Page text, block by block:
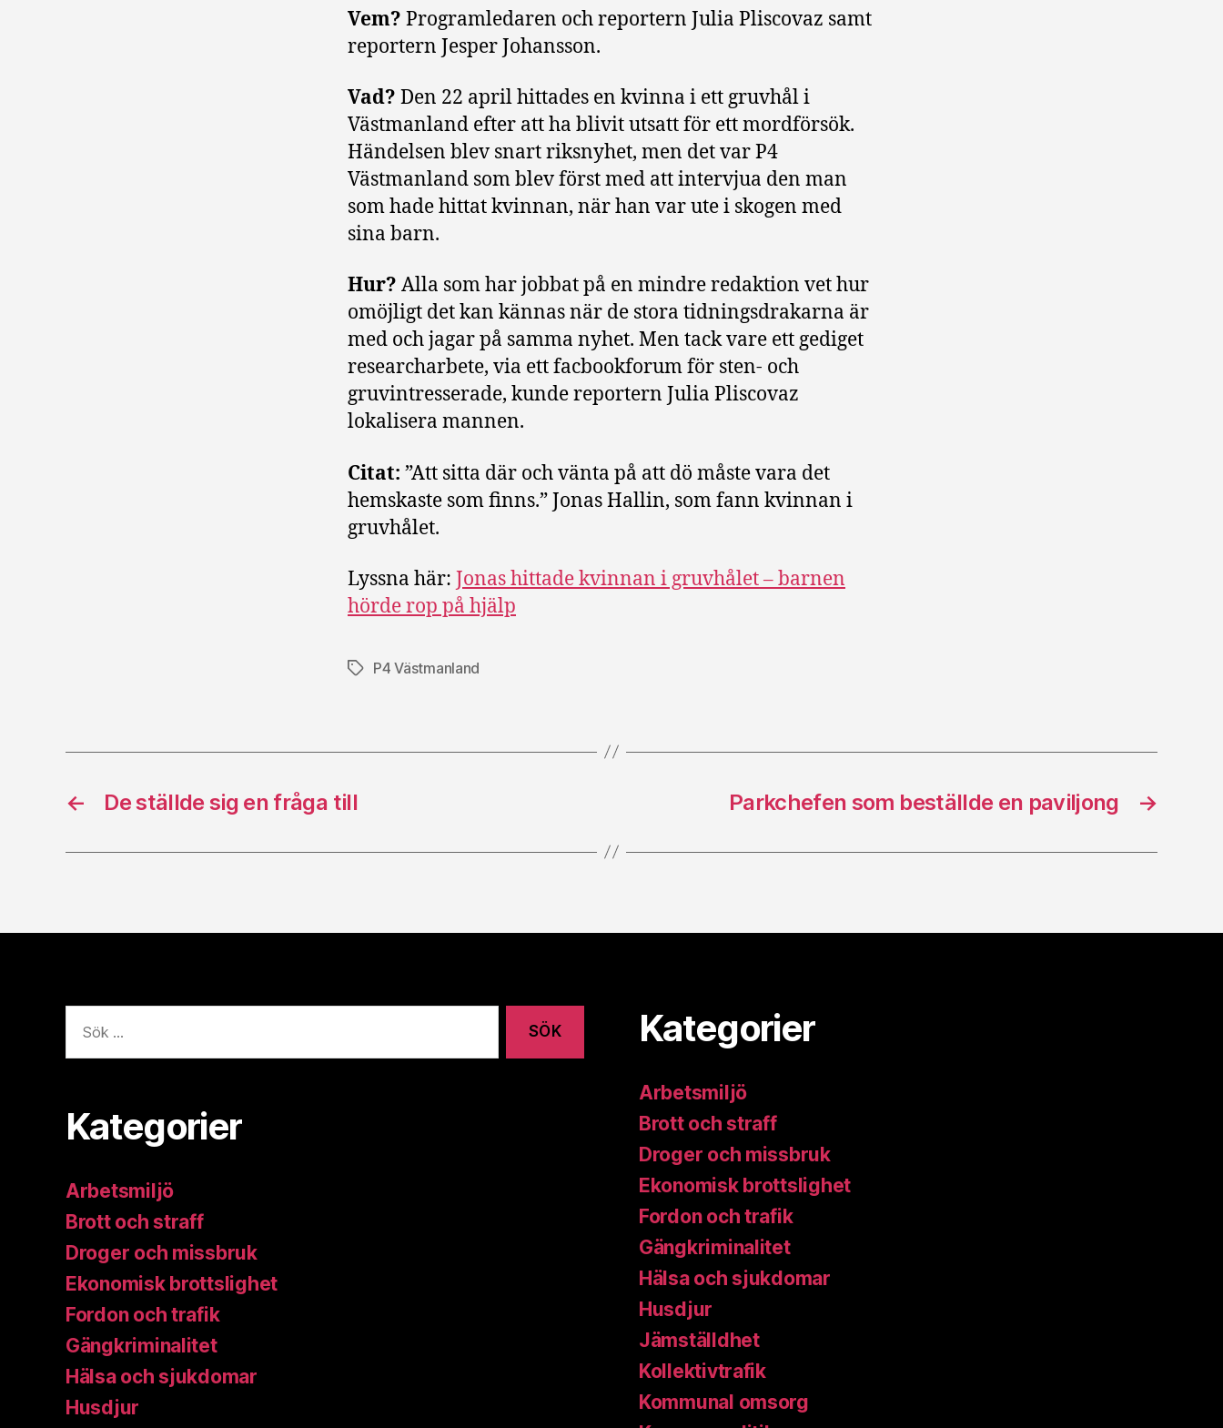
Vem? Programledaren och reportern Julia Pliscovaz samt
reportern Jesper Johansson.
Vad? Den 22 april hittades en kvinna i ett gruvhål i
Västmanland efter att ha blivit utsatt för ett mordförsök.
Händelsen blev snart riksnyhet, men det var P4
Västmanland som blev först med att intervjua den man
som hade hittat kvinnan, när han var ute i skogen med
sina barn.
Hur? Alla som har jobbat på en mindre redaktion vet hur
omöjligt det kan kännas när de stora tidningsdrakarna är
med och jagar på samma nyhet. Men tack vare ett gediget
researcharbete, via ett facbookforum för sten- och
gruvintresserade, kunde reportern Julia Pliscovaz
lokalisera mannen.
Citat: ”Att sitta där och vänta på att dö måste vara det
hemskaste som finns.” Jonas Hallin, som fann kvinnan i
gruvhålet.
Lyssna här: Jonas hittade kvinnan i gruvhålet – barnen
hörde rop på hjälp
Etiketter
P4 Västmanland
← De ställde sig en fråga till →
Parkchefen som beställde en paviljong
efter:
Kategorier
Arbetsmiljö
Brott och straff
Droger och missbruk
Ekonomisk brottslighet
Fordon och trafik
Gängkriminalitet
Hälsa och sjukdomar
Husdjur
Kategorier
Arbetsmiljö
Brott och straff
Droger och missbruk
Ekonomisk brottslighet
Fordon och trafik
Gängkriminalitet
Hälsa och sjukdomar
Husdjur
Jämställdhet
Kollektivtrafik
Kommunal omsorg